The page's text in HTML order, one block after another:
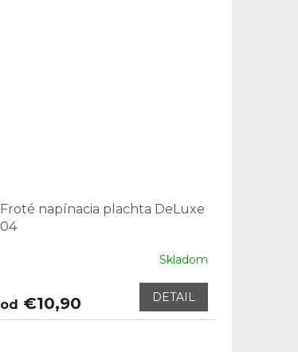
Froté napínacia plachta DeLuxe
04
Skladom
od €10,90 DETAIL